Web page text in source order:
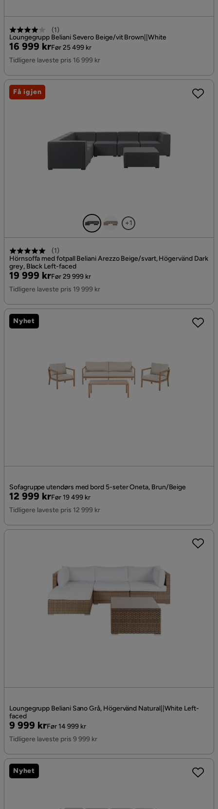
(1)
Loungegrupp Beliani Severo Beige/vit Brown||White
Pris
16 999 kr
Original
Pris
Før 25 499 kr
Tidligere laveste pris 16 999 kr
+1
(1)
Hörnsoffa med fotpall Beliani Arezzo Beige/svart, Högervänd Dark
grey, Black Left-faced
Pris
19 999 kr
Original
Pris
Før 29 999 kr
Tidligere laveste pris 19 999 kr
Få igjen
Sofagruppe utendørs med bord 5-seter Oneta, Brun/Beige
Pris
12 999 kr
Original
Pris
Før 19 499 kr
Tidligere laveste pris 12 999 kr
Nyhet
Loungegrupp Beliani Sano Grå, Högervänd Natural||White Left-
faced
Pris
9 999 kr
Original
Pris
Før 14 999 kr
Tidligere laveste pris 9 999 kr
Nyhet